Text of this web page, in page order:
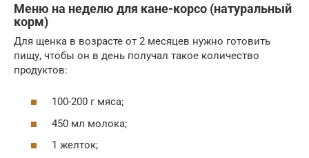
Меню на неделю для кане-корсо (натуральный
корм)
Для щенка в возрасте от 2 месяцев нужно готовить
пищу, чтобы он в день получал такое количество
продуктов:
100-200 г мяса;
450 мл молока;
1 желток;